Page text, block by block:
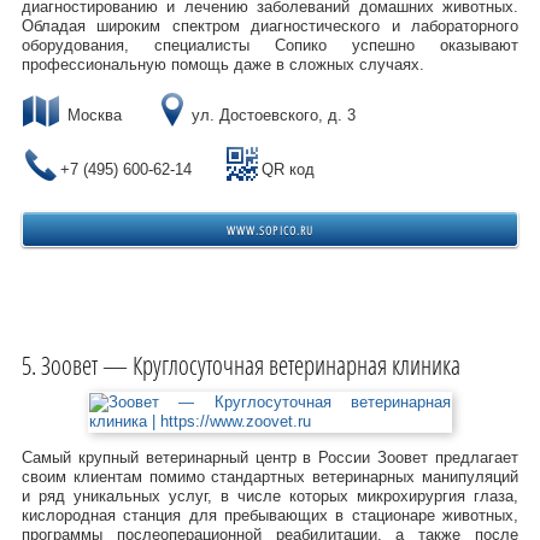
диагностированию и лечению заболеваний домашних животных.
Обладая широким спектром диагностического и лабораторного
оборудования, специалисты Сопико успешно оказывают
профессиональную помощь даже в сложных случаях.
Москва ул. Достоевского, д. 3
+7 (495) 600-62-14 QR код
WWW.SOPICO.RU
Зоовет — Круглосуточная ветеринарная клиника
Самый крупный ветеринарный центр в России Зоовет предлагает
своим клиентам помимо стандартных ветеринарных манипуляций
и ряд уникальных услуг, в числе которых микрохирургия глаза,
кислородная станция для пребывающих в стационаре животных,
программы послеоперационной реабилитации, а также после